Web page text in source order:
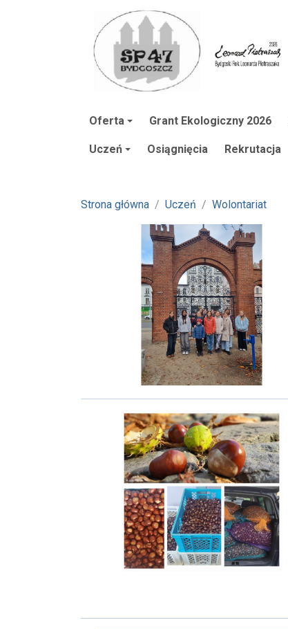
Oferta Grant Ekologiczny 2026
Uczeń Osiągnięcia Rekrutacja
Strona główna Uczeń Wolontariat